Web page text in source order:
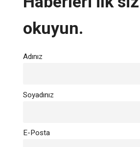
okuyun.
Adınız
Soyadınız
E-Posta